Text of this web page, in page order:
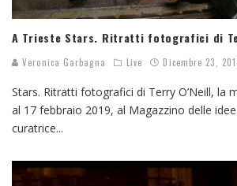
A Trieste Stars. Ritratti fotografici di
Veronica Garbagna Live Dicembre 23,
Stars. Ritratti fotografici di Terry O’Neill, la
al 17 febbraio 2019, al Magazzino delle
curatrice...